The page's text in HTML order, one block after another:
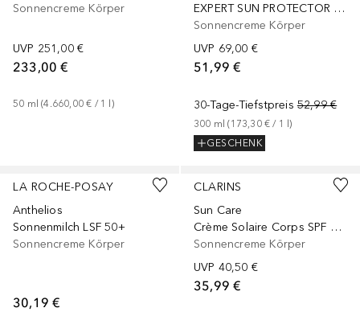
Sonnencreme Körper
UVP 251,00 €
233,00 €
50 ml (4.660,00 € / 1 )
EXPERT SUN PROTECTOR LOTION SPF 30
Sonnencreme Körper
UVP 69,00 €
51,99 €
30-Tage-Tiefstpreis 52,99 €
300 ml (173,30 € / 1 l)
GESCHENK
LA ROCHE-POSAY
Anthelios
Sonnenmilch LSF 50+
Sonnencreme Körper
30,19 €
CLARINS
Sun Care
Crème Solaire Corps SPF 50+
Sonnencreme Körper
UVP 40,50 €
35,99 €